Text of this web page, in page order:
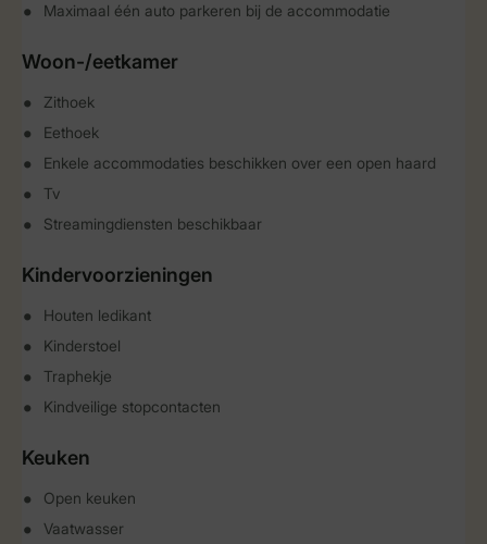
Maximaal één auto parkeren bij de accommodatie
Woon-/eetkamer
Zithoek
Eethoek
Enkele accommodaties beschikken over een open haard
Tv
Streamingdiensten beschikbaar
Kindervoorzieningen
Houten ledikant
Kinderstoel
Traphekje
Kindveilige stopcontacten
Keuken
Open keuken
Vaatwasser